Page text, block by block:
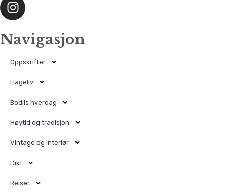
Navigasjon
Oppskrifter
Hageliv
Bodils hverdag
Høytid og tradisjon
Vintage og interiør
Dikt
Reiser